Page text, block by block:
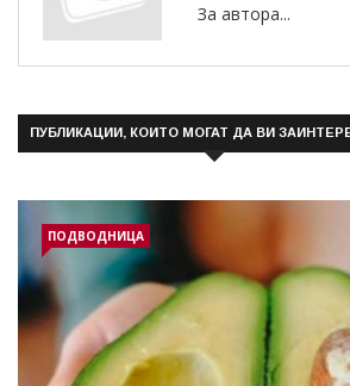
За автора...
ПУБЛИКАЦИИ, КОИТО МОГАТ ДА ВИ
ПОДВОДНИЦА